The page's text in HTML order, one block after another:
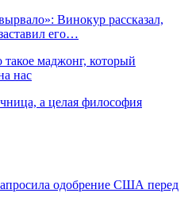
Винокур рассказал,
его…
маджонг, который
нас
а целая философия
одобрение США перед